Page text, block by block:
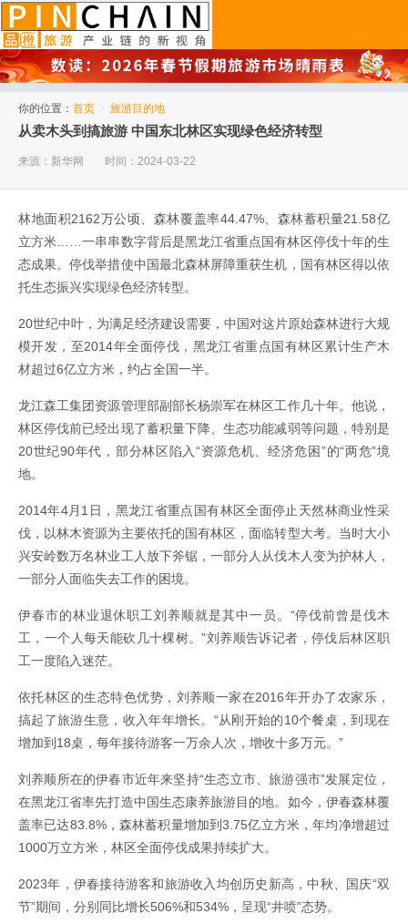
你的位置： 首页 > 旅游目的地
从卖木头到搞旅游 中国东北林区实现绿色经济转型
来源：新华网 时间：2024-03-22
林地面积2162万公顷、森林覆盖率44.47%、森林蓄积量21.58亿
立方米……一串串数字背后是黑龙江省重点国有林区停伐十年的生
态成果。停伐举措使中国最北森林屏障重获生机，国有林区得以依
托生态振兴实现绿色经济转型。
20世纪中叶，为满足经济建设需要，中国对这片原始森林进行大规
模开发，至2014年全面停伐，黑龙江省重点国有林区累计生产木
材超过6亿立方米，约占全国一半。
龙江森工集团资源管理部副部长杨崇军在林区工作几十年。他说，
林区停伐前已经出现了蓄积量下降、生态功能减弱等问题，特别是
20世纪90年代，部分林区陷入“资源危机、经济危困”的“两危”境
地。
2014年4月1日，黑龙江省重点国有林区全面停止天然林商业性采
伐，以林木资源为主要依托的国有林区，面临转型大考。当时大小
兴安岭数万名林业工人放下斧锯，一部分人从伐木人变为护林人，
一部分人面临失去工作的困境。
伊春市的林业退休职工刘养顺就是其中一员。“停伐前曾是伐木
工，一个人每天能砍几十棵树。”刘养顺告诉记者，停伐后林区职
工一度陷入迷茫。
依托林区的生态特色优势，刘养顺一家在2016年开办了农家乐，
搞起了旅游生意，收入年年增长。“从刚开始的10个餐桌，到现在
增加到18桌，每年接待游客一万余人次，增收十多万元。”
刘养顺所在的伊春市近年来坚持“生态立市、旅游强市”发展定位，
在黑龙江省率先打造中国生态康养旅游目的地。如今，伊春森林覆
盖率已达83.8%，森林蓄积量增加到3.75亿立方米，年均净增超过
1000万立方米，林区全面停伐成果持续扩大。
2023年，伊春接待游客和旅游收入均创历史新高，中秋、国庆“双
节”期间，分别同比增长506%和534%，呈现“井喷”态势。